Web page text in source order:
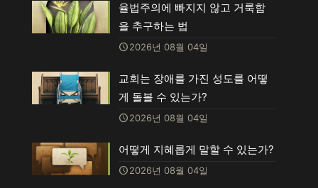
율법주의에 빠지지 않고 거룩함
을 추구하는 법
2026년 08월 04일
교회는 장애를 가진 성도를 어떻
게 돌볼 수 있는가?
2026년 08월 04일
어떻게 지혜롭게 말할 수 있는가?
2026년 08월 04일